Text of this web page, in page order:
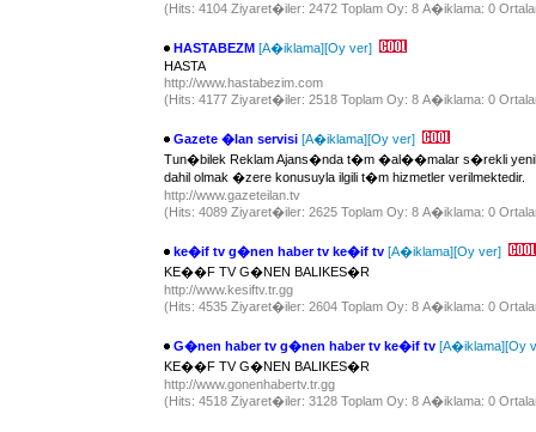
(Hits: 4104 Ziyaret�iler: 2472 Toplam Oy: 8 A�iklama: 0
HASTABEZM [A�iklama][Oy ver]
HASTA
http://www.hastabezim.com
(Hits: 4177 Ziyaret�iler: 2518 Toplam Oy: 8 A�iklama: 0
Gazete �lan servisi [A�iklama][Oy ver]
Tun�bilek Reklam Ajans�nda t�m �al��malar s�rekli
dahil olmak �zere konusuyla ilgili t�m hizmetler verilmektedir.
http://www.gazeteilan.tv
(Hits: 4089 Ziyaret�iler: 2625 Toplam Oy: 8 A�iklama: 0
ke�if tv g�nen haber tv ke�if tv [A�iklama][Oy ver]
KE��F TV G�NEN BALIKES�R
http://www.kesiftv.tr.gg
(Hits: 4535 Ziyaret�iler: 2604 Toplam Oy: 8 A�iklama: 0
G�nen haber tv g�nen haber tv ke�if tv [A�iklama][Oy
KE��F TV G�NEN BALIKES�R
http://www.gonenhabertv.tr.gg
(Hits: 4518 Ziyaret�iler: 3128 Toplam Oy: 8 A�iklama: 0